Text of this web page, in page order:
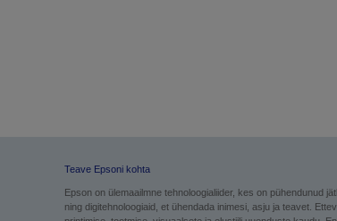
Teave Epsoni kohta
Epson on ülemaailmne tehnoloogialiider, kes on pühendunud
ning digitehnoloogiaid, et ühendada inimesi, asju ja teavet.